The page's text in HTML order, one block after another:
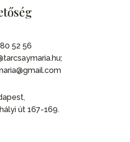
52 56
út 167-169.